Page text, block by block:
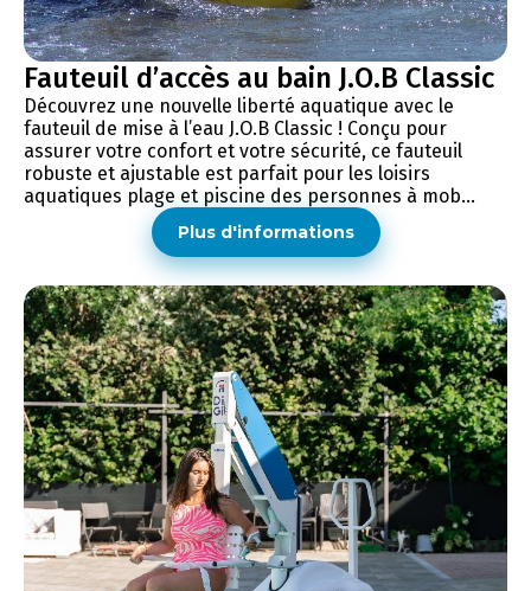
Fauteuil d’accès au bain J.O.B Classic
Découvrez une nouvelle liberté aquatique avec le
fauteuil de mise à l’eau J.O.B Classic ! Conçu pour
assurer votre confort et votre sécurité, ce fauteuil
robuste et ajustable est parfait pour les loisirs
aquatiques plage et piscine des personnes à mob...
Plus d'informations